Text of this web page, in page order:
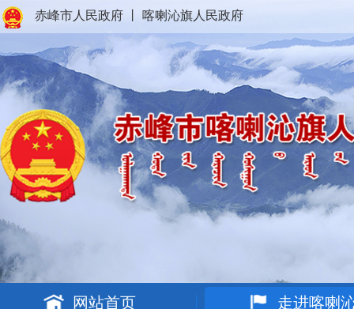
赤峰市人民政府 喀喇沁旗人民政府
网站首页 走进喀喇